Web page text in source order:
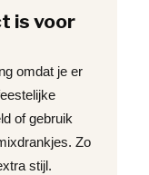
is voor
omdat je er
of gebruik
Zo
stijl.